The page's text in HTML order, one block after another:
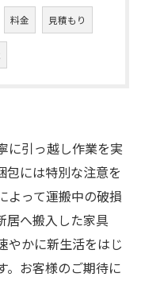
料金 見積もり
に引っ越し作業を実
包には特別な注意を
よって運搬中の破損
居へ搬入した家具
やかに新生活をはじ
。お客様のご期待に